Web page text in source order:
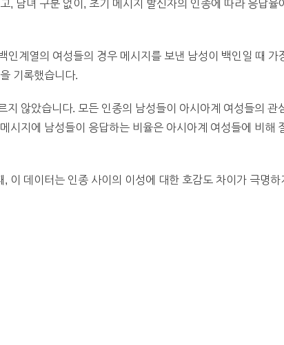
, 남녀 구분 없이, 초기 메시지 발신자의 인종에 따라 응답율
인계열의 여성들의 경우 메시지를 보낸 남성이 백인일 때 가
기록했습니다.
않았습니다. 모든 인종의 남성들이 아시아계 여성들의 관
시지에 남성들이 응답하는 비율은 아시아계 여성들에 비해
이 데이터는 인종 사이의 이성에 대한 호감도 차이가 극명